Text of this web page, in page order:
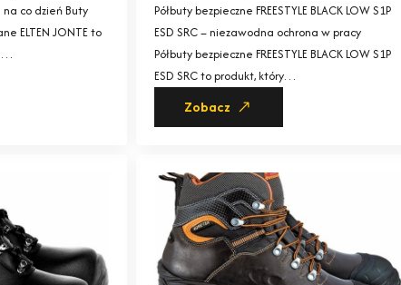
co dzień Buty
ELTEN JONTE to
Półbuty bezpieczne FREESTYLE BLACK LOW S1P
ESD SRC – niezawodna ochrona w pracy
Półbuty bezpieczne FREESTYLE BLACK LOW S1P
ESD SRC to produkt, który…
Zobacz